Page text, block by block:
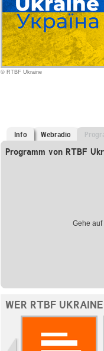
© RTBF Ukraine
Info Webradio
Programm von RTBF
Gehe auf
WER RTBF